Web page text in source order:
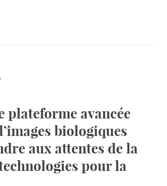
plateforme avancée
biologiques
aux attentes de la
pour la